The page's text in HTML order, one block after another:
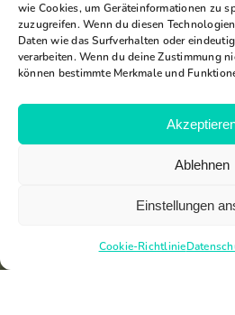
wie Cookies, um Geräteinformationen zu
zuzugreifen. Wenn du diesen
Daten wie das Surfverhalten oder
verarbeiten. Wenn du deine Zustimmung
können bestimmte Merkmale und
Ablehnen
Einstellungen
Cookie-Richtlinie